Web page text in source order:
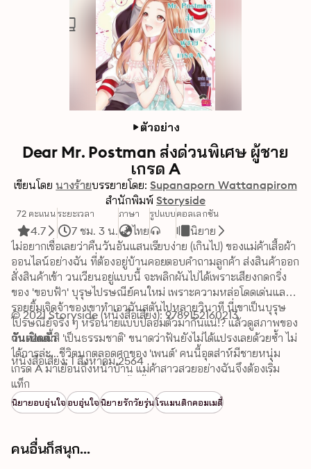
ตัวอย่าง
Dear Mr. Postman ส่งด่วนพิเศษ ผู้ชาย
เกรด A
เขียนโดย นางร้ายบรรยายโดย: Supanaporn Wattanapirom
สำนักพิมพ์ Storyside
72 คะแนน
4.7
ระยะเวลา
7 ชม. 3 น.
ภาษา
ไทย
รูปแบบคอลเลกชัน
นิยาย
ไม่อยากเชื่อเลยว่าคืนวันอันแสนเรียบง่าย (เกินไป) ของแม่ค้าเสื้อผ้า
ออนไลน์อย่างฉัน ที่ต้องอยู่บ้านคอยตอบคำถามลูกค้า ส่งสินค้าออก
สั่งสินค้าเข้า วนเวียนอยู่แบบนี้ จะพลิกผันไปได้เพราะเสียงกดกริ่ง
ของ 'ขอบฟ้า' บุรุษไปรษณีย์คนใหม่ เพราะความหล่อโดดเด่นและ
รอยยิ้มเจิดจ้าของเขาทำเอาฉันสตันไปหลายวินาที นี่เขาเป็นบุรุษ
ไปรษณีย์จริง ๆ หรือนายแบบปลอมตัวมากันแน่!? แล้วดูสภาพของ
ฉันตอนนี้สิ 'เป็นธรรมชาติ' ขนาดว่าฟันยังไม่ได้แปรงเลยด้วยซ้ำ ไม่
ได้การล่ะ...ชีวิตนกตลอดศกของ 'เพนต์' คนนี้อุตส่าห์มีชายหนุ่ม
เกรด A มาเยือนถึงหน้าบ้าน แม่ค้าสาวสวยอย่างฉันจึงต้องเริ่ม
ยุทธการจัดเต็มสุดอลังการทั้งเสื้อผ้าหน้าผมออกมารับของ เผื่อว่า
เขามาส่งพัสดุครั้งต่อไป ฉันจะได้ยื่นหัวใจใส่กล่องให้เขาเซ็นรับด้วย
ซะเลย!
© 2021 Storyside (หนังสือเสียง): 9789152160213
วันเปิดตัว
หนังสือเสียง: 1 สิงหาคม 2564
แท็ก
นิยายอบอุ่นใจอบอุ่นใจนิยายรักวัยรุ่นโรแมนติกคอมเมดี้
คนอื่นก็สนุก...